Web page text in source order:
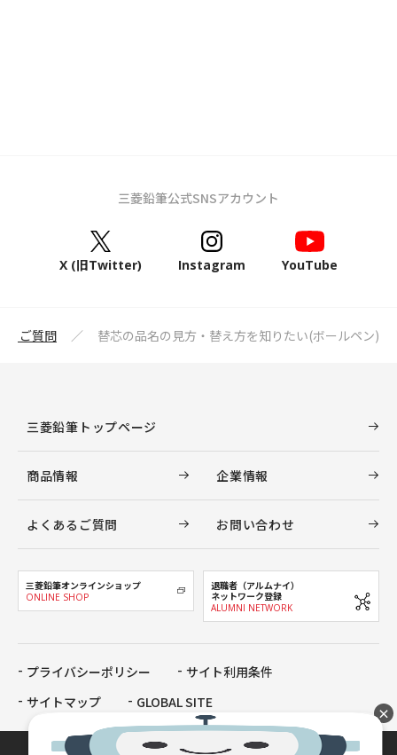
三菱鉛筆公式SNSアカウント
X (旧Twitter) Instagram YouTube
るご質問 替芯の品名の見方・替え方を知りたい(ボールペン)
三菱鉛筆トップページ
商品情報 企業情報
よくあるご質問 お問い合わせ
三菱鉛筆オンラインショップ
ONLINE SHOP
退職者（アルムナイ）
ネットワーク登録
ALUMNI NETWORK
プライバシーポリシー
サイト利用条件
サイトマップ
GLOBAL SITE
×